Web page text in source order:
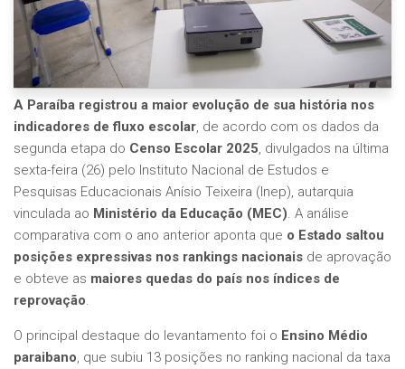
A Paraíba registrou a maior evolução de sua história nos
indicadores de fluxo escolar, de acordo com os dados da
segunda etapa do Censo Escolar 2025, divulgados na última
sexta-feira (26) pelo Instituto Nacional de Estudos e
Pesquisas Educacionais Anísio Teixeira (Inep), autarquia
vinculada ao Ministério da Educação (MEC). A análise
comparativa com o ano anterior aponta que o Estado saltou
posições expressivas nos rankings nacionais de aprovação
e obteve as maiores quedas do país nos índices de
reprovação.
O principal destaque do levantamento foi o Ensino Médio
paraibano, que subiu 13 posições no ranking nacional da taxa